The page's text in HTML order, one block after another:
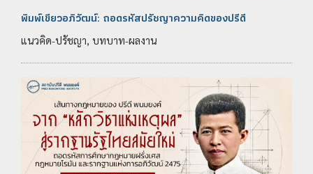
พิมพ์เขียวอภิวัฒน์: ถอดรหัสปรัชญาความคิดของปรีดี
แนวคิด-ปรัชญา, บทบาท-ผลงาน